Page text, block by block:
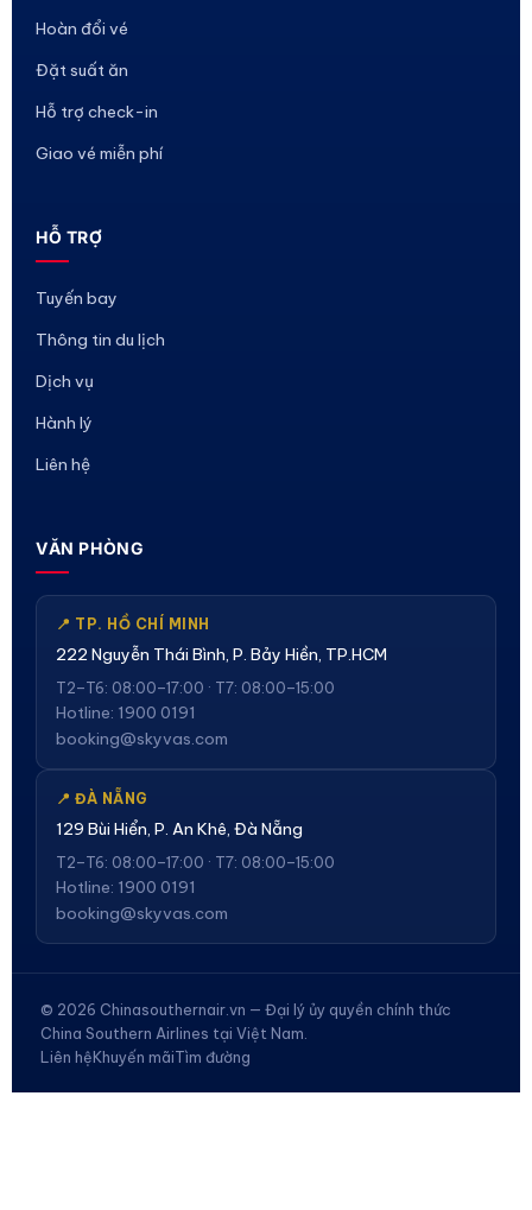
Hoàn đổi vé
Đặt suất ăn
Hỗ trợ check-in
Giao vé miễn phí
HỖ TRỢ
Tuyến bay
Thông tin du lịch
Dịch vụ
Hành lý
Liên hệ
VĂN PHÒNG
📍 TP. HỒ CHÍ MINH
222 Nguyễn Thái Bình, P. Bảy Hiền, TP.HCM
T2–T6: 08:00–17:00 · T7: 08:00–15:00
Hotline: 1900 0191
booking@skyvas.com
📍 ĐÀ NẴNG
129 Bùi Hiển, P. An Khê, Đà Nẵng
T2–T6: 08:00–17:00 · T7: 08:00–15:00
Hotline: 1900 0191
booking@skyvas.com
© 2026 Chinasouthernair.vn — Đại lý ủy quyền chính thức
China Southern Airlines tại Việt Nam.
Liên hệKhuyến mãiTìm đường